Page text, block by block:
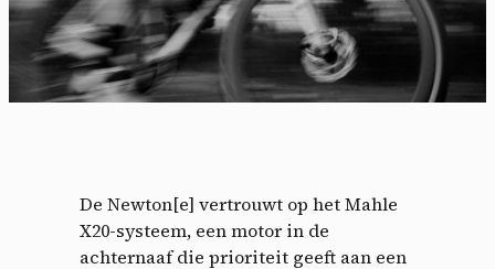
De Newton[e] vertrouwt op het Mahle
X20-systeem, een motor in de
achternaaf die prioriteit geeft aan een
By allowing these third party services, you accept their
cookies and the use of tracking technologies necessary for
their proper functioning.
Privacy policy
Videos